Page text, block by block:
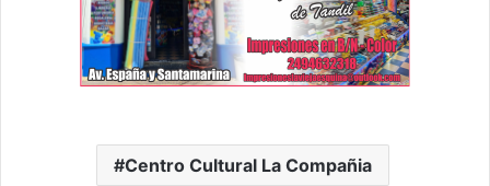
Centro Cultural La Compañia